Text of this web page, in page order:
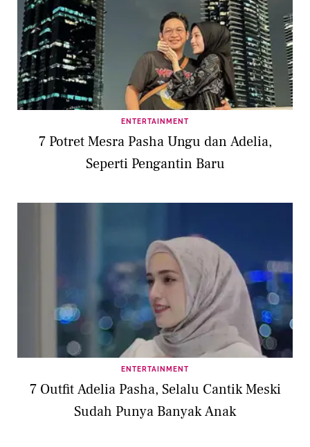
ENTERTAINMENT
7 Potret Mesra Pasha Ungu dan Adelia,
Seperti Pengantin Baru
ENTERTAINMENT
7 Outfit Adelia Pasha, Selalu Cantik Meski
Sudah Punya Banyak Anak